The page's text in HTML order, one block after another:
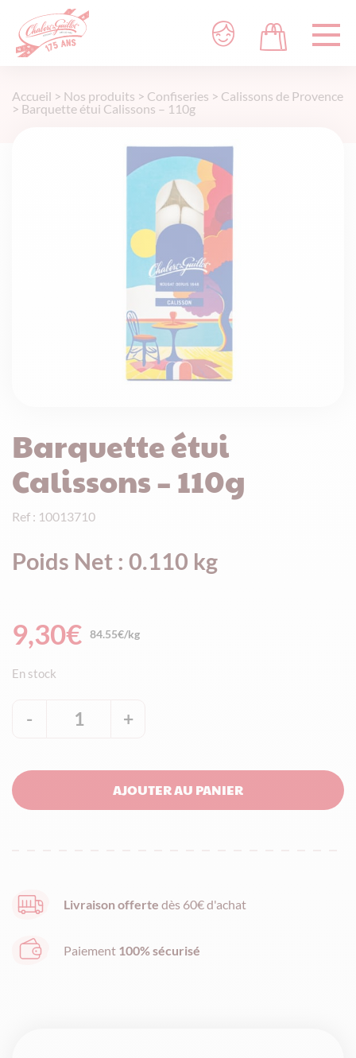
Accueil > Nos produits > Confiseries > Calissons de Provence
> Barquette étui Calissons – 110g
Barquette étui
Calissons – 110g
Ref : 10013710
Poids Net : 0.110 kg
9,30€ 84.55€/kg
En stock
-
Barquette
étui
1 +
AJOUTER AU PANIER
Livraison offerte dès 60€ d'achat
Paiement 100% sécurisé